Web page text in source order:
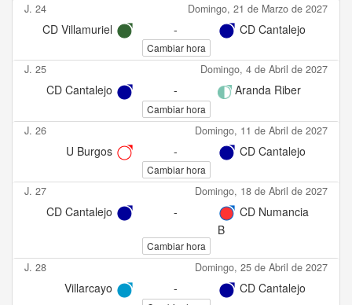
J. 24 Domingo, 21 de Marzo de 2027
CD Villamuriel - CD Cantalejo
Cambiar hora
J. 25 Domingo, 4 de Abril de 2027
CD Cantalejo - Aranda Riber
Cambiar hora
J. 26 Domingo, 11 de Abril de 2027
U Burgos - CD Cantalejo
Cambiar hora
J. 27 Domingo, 18 de Abril de 2027
CD Cantalejo -
CD Numancia
B
Cambiar hora
J. 28 Domingo, 25 de Abril de 2027
Villarcayo - CD Cantalejo